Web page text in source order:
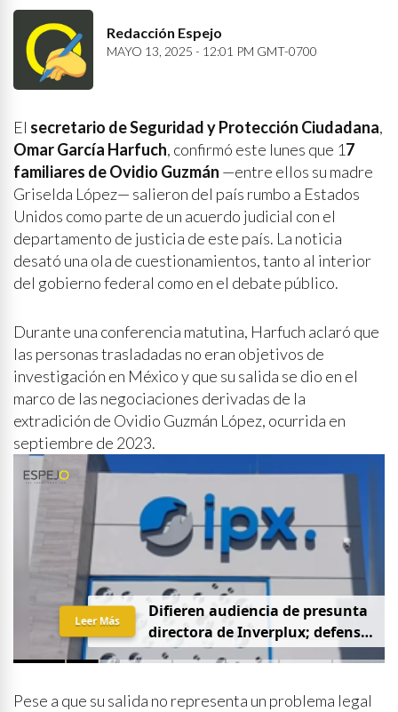
Redacción Espejo
MAYO 13, 2025 - 12:01 PM GMT-0700
El secretario de Seguridad y Protección Ciudadana,
Omar García Harfuch, confirmó este lunes que 17
familiares de Ovidio Guzmán —entre ellos su madre
Griselda López— salieron del país rumbo a Estados
Unidos como parte de un acuerdo judicial con el
departamento de justicia de este país. La noticia
desató una ola de cuestionamientos, tanto al interior
del gobierno federal como en el debate público.
Durante una conferencia matutina, Harfuch aclaró que
las personas trasladadas no eran objetivos de
investigación en México y que su salida se dio en el
marco de las negociaciones derivadas de la
extradición de Ovidio Guzmán López, ocurrida en
septiembre de 2023.
Difieren audiencia de presunta
directora deInverplux; defensa
pidequeseaprivadaysin
Leer Más
Pese a que su salida no representa un problema legal